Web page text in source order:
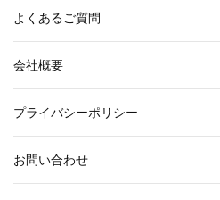
よくあるご質問
会社概要
プライバシーポリシー
お問い合わせ